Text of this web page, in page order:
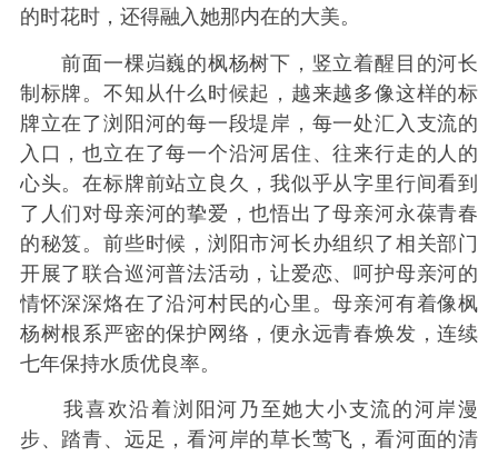
的时花时，还得融入她那内在的大美。
前面一棵岿巍的枫杨树下，竖立着醒目的河长
制标牌。不知从什么时候起，越来越多像这样的标
牌立在了浏阳河的每一段堤岸，每一处汇入支流的
入口，也立在了每一个沿河居住、往来行走的人的
心头。在标牌前站立良久，我似乎从字里行间看到
了人们对母亲河的挚爱，也悟出了母亲河永葆青春
的秘笈。前些时候，浏阳市河长办组织了相关部门
开展了联合巡河普法活动，让爱恋、呵护母亲河的
情怀深深烙在了沿河村民的心里。母亲河有着像枫
杨树根系严密的保护网络，便永远青春焕发，连续
七年保持水质优良率。
我喜欢沿着浏阳河乃至她大小支流的河岸漫
步、踏青、远足，看河岸的草长莺飞，看河面的清